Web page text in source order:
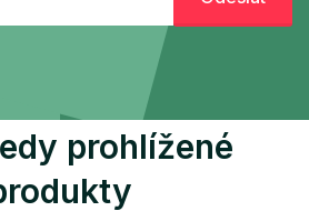
prohlížené